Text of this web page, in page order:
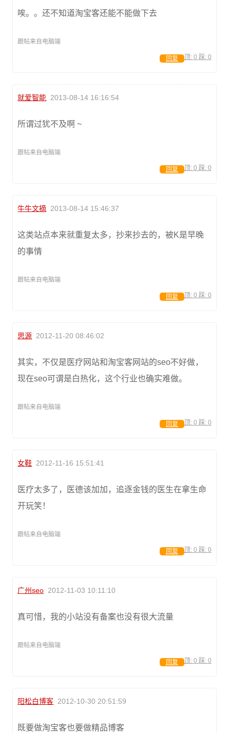
唉。。还不知道淘宝客还能不能做下去
跟帖来自电脑端
顶: 0 踩: 0
回复
就爱智能 2013-08-14 16:16:54
所谓过犹不及啊 ~
跟帖来自电脑端
顶: 0 踩: 0
回复
牛牛文摘 2013-08-14 15:46:37
这类站点本来就重复太多，抄来抄去的，被K是早晚
的事情
跟帖来自电脑端
顶: 0 踩: 0
回复
思源 2012-11-20 08:46:02
其实，不仅是医疗网站和淘宝客网站的seo不好做，
现在seo可谓是白热化，这个行业也确实难做。
跟帖来自电脑端
顶: 0 踩: 0
回复
女鞋 2012-11-16 15:51:41
医疗太多了，医德该加加，追逐金钱的医生在拿生命
开玩笑！
跟帖来自电脑端
顶: 0 踩: 0
回复
广州seo 2012-11-03 10:11:10
真可惜，我的小站没有备案也没有很大流量
跟帖来自电脑端
顶: 0 踩: 0
回复
阳松白博客 2012-10-30 20:51:59
既要做淘宝客也要做精品博客